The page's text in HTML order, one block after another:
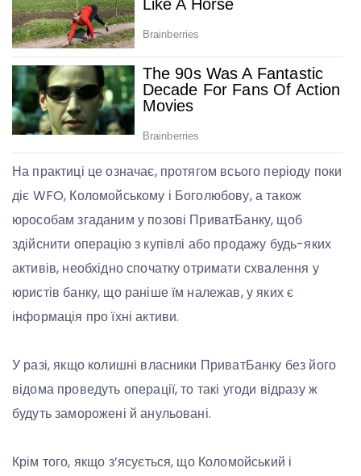
На практиці це означає, протягом всього періоду поки
діє WFO, Коломойському і Боголюбову, а також
юрособам згаданим у позові ПриватБанку, щоб
здійснити операцію з купівлі або продажу будь-яких
активів, необхідно спочатку отримати схвалення у
юристів банку, що раніше їм належав, у яких є
інформація про їхні активи.
У разі, якщо колишні власники ПриватБанку без його
відома проведуть операції, то такі угоди відразу ж
будуть заморожені й анульовані.
Крім того, якщо з’ясується, що Коломойський і